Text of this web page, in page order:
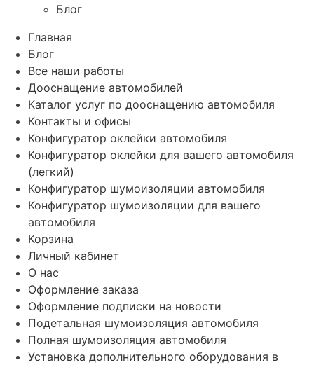
Блог
Главная
Блог
Все наши работы
Дооснащение автомобилей
Каталог услуг по дооснащению автомобиля
Контакты и офисы
Конфигуратор оклейки автомобиля
Конфигуратор оклейки для вашего автомобиля
(легкий)
Конфигуратор шумоизоляции автомобиля
Конфигуратор шумоизоляции для вашего
автомобиля
Корзина
Личный кабинет
О нас
Оформление заказа
Оформление подписки на новости
Подетальная шумоизоляция автомобиля
Полная шумоизоляция автомобиля
Установка дополнительного оборудования в